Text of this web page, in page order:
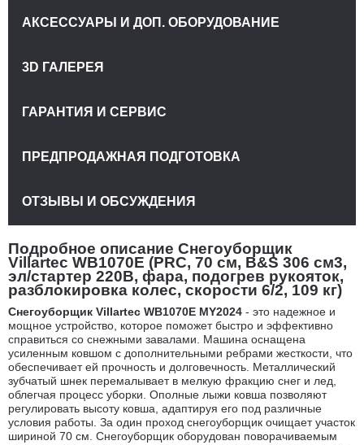
Подробное описание Снегоуборщик
Villartec WB1070E (PRC, 70 см, B&S 306 см3,
эл/стартер 220В, фара, подогрев рукояток,
разблокировка колес, скорости 6/2, 109 кг)
Снегоуборщик Villartec WB1070E MY2024 - это надежное и
мощное устройство, которое поможет быстро и эффективно
справиться со снежными завалами. Машина оснащена
усиленным ковшом с дополнительными ребрами жесткости, что
обеспечивает ей прочность и долговечность. Металлический
зубчатый шнек перемалывает в мелкую фракцию снег и лед,
облегчая процесс уборки. Ополные лыжи ковша позволяют
регулировать высоту ковша, адаптируя его под различные
условия работы. За один проход снегоуборщик очищает участок
шириной 70 см. Снегоуборщик оборудован поворачиваемым
АКСЕССУАРЫ И ДОП. ОБОРУДОВАНИЕ
3D ГАЛЕРЕЯ
ГАРАНТИЯ И СЕРВИС
ПРЕДПРОДАЖНАЯ ПОДГОТОВКА
ОТЗЫВЫ И ОБСУЖДЕНИЯ